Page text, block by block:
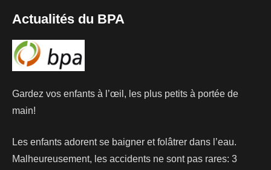
Actualités du BPA
Gardez vos enfants à l’œil, les plus petits à portée de
main!
Les enfants adorent se baigner et folâtrer dans l’eau.
Malheureusement, les accidents ne sont pas rares: 3